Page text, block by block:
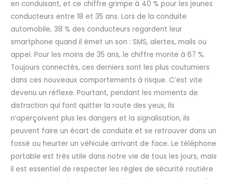
en conduisant, et ce chiffre grimpe à 40 % pour les jeunes
conducteurs entre 18 et 35 ans. Lors de la conduite
automobile, 38 % des conducteurs regardent leur
smartphone quand il émet un son : SMS, alertes, mails ou
appel. Pour les moins de 35 ans, le chiffre monte à 67 %.
Toujours connectés, ces derniers sont les plus coutumiers
dans ces nouveaux comportements à risque. C’est vite
devenu un réflexe. Pourtant, pendant les moments de
distraction qui font quitter la route des yeux, ils
n’aperçoivent plus les dangers et la signalisation, ils
peuvent faire un écart de conduite et se retrouver dans un
fossé ou heurter un véhicule arrivant de face. Le téléphone
portable est très utile dans notre vie de tous les jours, mais
il est essentiel de respecter les règles de sécurité routière